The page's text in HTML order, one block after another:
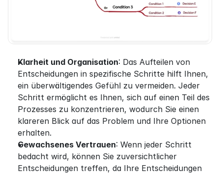
Klarheit und Organisation: Das Aufteilen von
Entscheidungen in spezifische Schritte hilft Ihnen,
ein überwältigendes Gefühl zu vermeiden. Jeder
Schritt ermöglicht es Ihnen, sich auf einen Teil des
Prozesses zu konzentrieren, wodurch Sie einen
klareren Blick auf das Problem und Ihre Optionen
erhalten.
Gewachsenes Vertrauen: Wenn jeder Schritt
bedacht wird, können Sie zuversichtlicher
Entscheidungen treffen, da Ihre Entscheidungen